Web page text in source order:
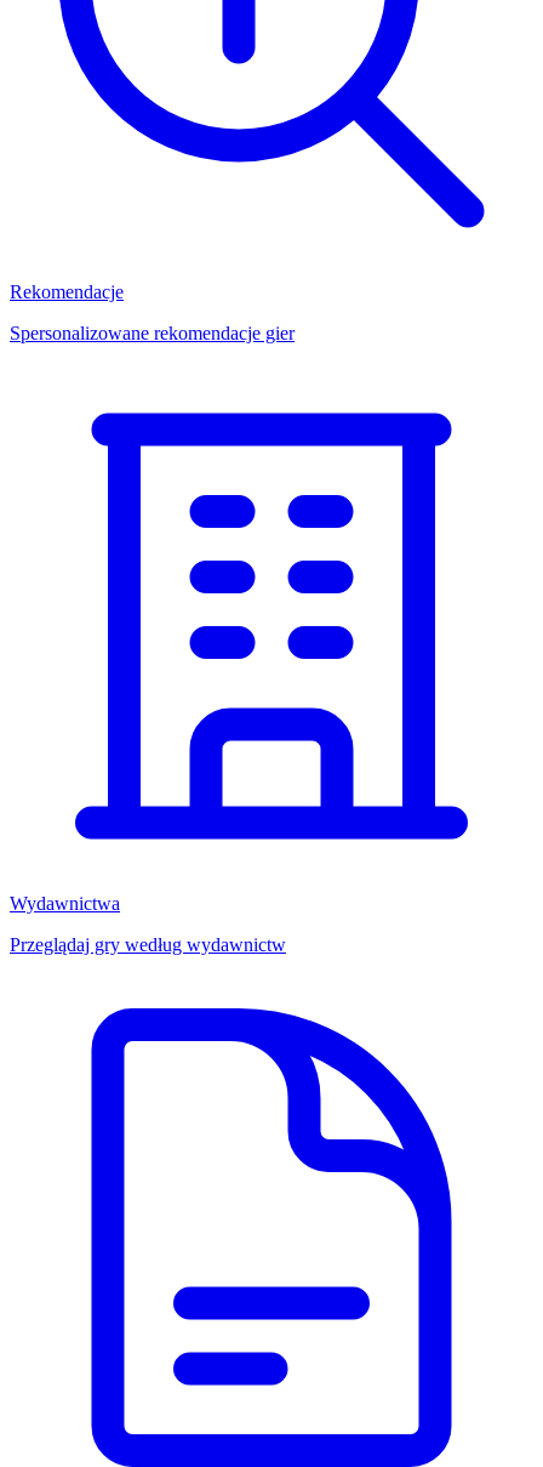
Rekomendacje
Spersonalizowane rekomendacje gier
Wydawnictwa
Przeglądaj gry według wydawnictw